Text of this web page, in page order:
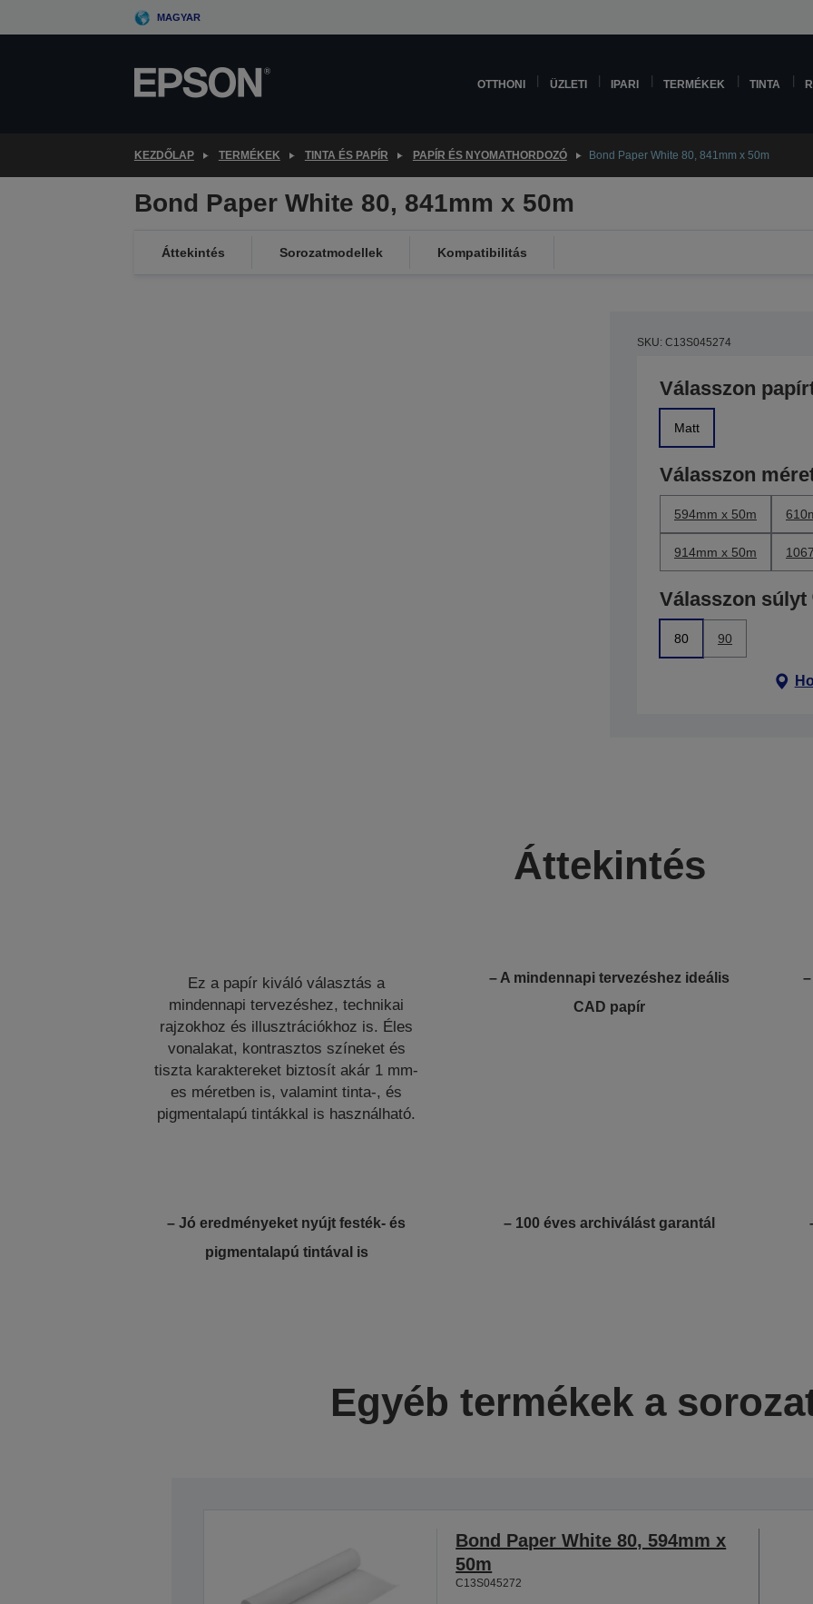
to
MAGYAR
OTTHONI ÜZLETI IPARI TERMÉKEK TINTA
KEZDŐLAP TERMÉKEK TINTA ÉS PAPÍR PAPÍR ÉS NYOMATHORDOZÓ Bond Paper White 80, 841mm x 50m
Bond Paper White 80, 841mm x 50m
Áttekintés Sorozatmodellek Kompatibilitás
SKU: C13S045274
Válasszon
Matt
Válasszon
594mm x 50m
914mm x 50m
Válasszon súlyt
80 90
Áttekintés
Ez a papír kiváló választás a
mindennapi tervezéshez, technikai
rajzokhoz és illusztrációkhoz is. Éles
vonalakat, kontrasztos színeket és
tiszta karaktereket biztosít akár 1 mm-
es méretben is, valamint tinta-, és
pigmentalapú tintákkal is használható.
– A mindennapi tervezéshez ideális
CAD papír
– Jó eredményeket nyújt festék- és
pigmentalapú tintával is
– 100 éves archiválást garantál
Egyéb termékek a
Bond Paper White 80, 594mm x
50m
C13S045272